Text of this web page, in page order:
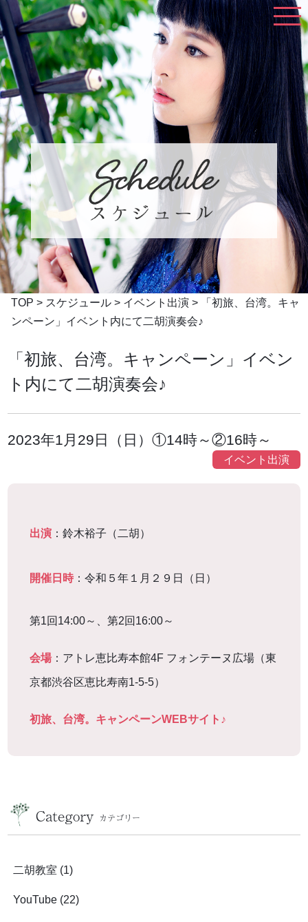
TOP > スケジュール > イベント出演 > 「初旅、台湾。キャ
ンペーン」イベント内にて二胡演奏会♪
「初旅、台湾。キャンペーン」イベン
ト内にて二胡演奏会♪
2023年1月29日（日）①14時～②16時～
イベント出演
出演 ：鈴木裕子（二胡）
開催日時：令和５年１月２９日（日）
第1回14:00～、第2回16:00～
会場：アトレ恵比寿本館4F フォンテーヌ広場（東
京都渋谷区恵比寿南1-5-5）
初旅、台湾。キャンペーンWEBサイト♪
Category カテゴリー
二胡教室 (1)
YouTube (22)